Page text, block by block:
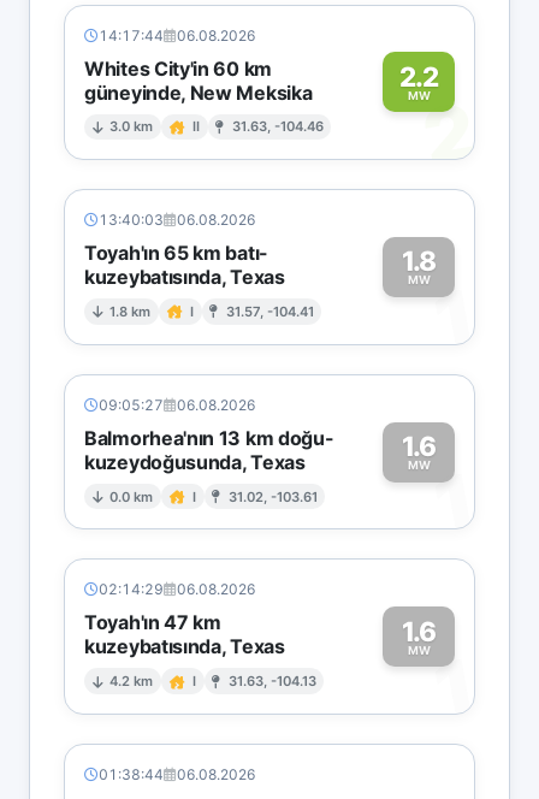
14:17:44 06.08.2026
Whites City'in 60 km
güneyinde, New Meksika
3.0 km II 31.63, -104.46
2.2
MW2
13:40:03 06.08.2026
Toyah'ın 65 km batı-
kuzeybatısında, Texas
1.8 km I 31.57, -104.41
1.8
MW1
09:05:27 06.08.2026
Balmorhea'nın 13 km doğu-
kuzeydoğusunda, Texas
0.0 km I 31.02, -103.61
1.6
MW1
02:14:29 06.08.2026
Toyah'ın 47 km
kuzeybatısında, Texas
4.2 km I 31.63, -104.13
1.6
MW1
01:38:44 06.08.2026